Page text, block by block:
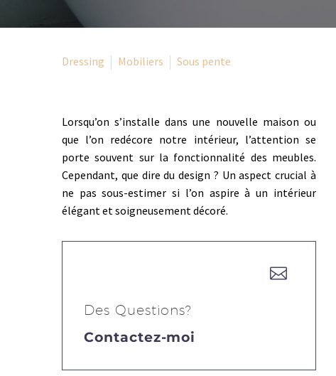
Dressing Mobiliers Sous pente
Lorsqu’on s’installe dans une nouvelle maison ou
que l’on redécore notre intérieur, l’attention se
porte souvent sur la fonctionnalité des meubles.
Cependant, que dire du design ? Un aspect crucial à
ne pas sous-estimer si l’on aspire à un intérieur
élégant et soigneusement décoré.
Des Questions?
Contactez-moi